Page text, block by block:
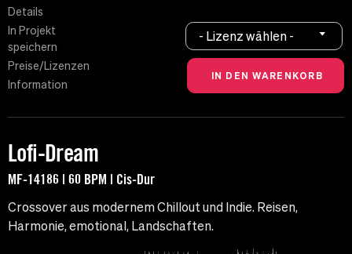
Details
In Projekt
speichern
Preise/Lizenzen
Information
- Lizenz wählen -
Lofi-Dream
MF-14186 | 60 BPM | Cis-Dur
Crossover aus modernem Chillout und Indie. Reisen,
Harmonie, emotional, Landschaften.